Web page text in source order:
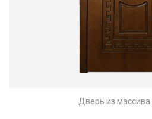
Дверь из массива